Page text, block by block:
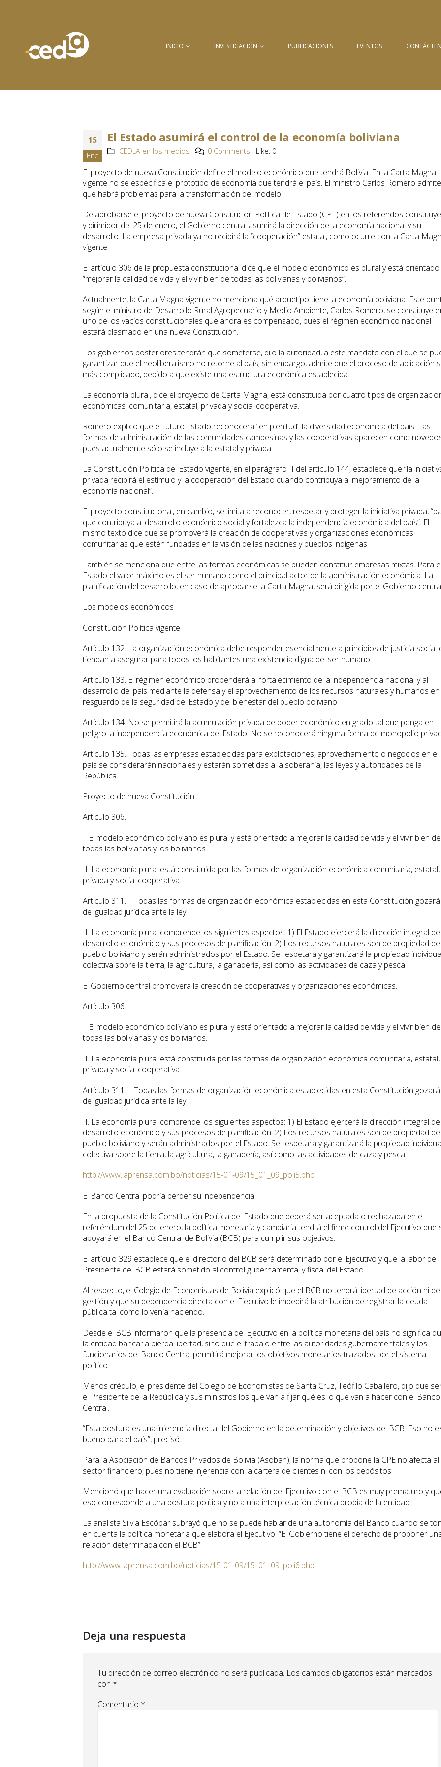
INICIO INVESTIGACIÓN PUBLICACIONES EVENTOS
15
Ene
El Estado asumirá el control de la economía boliviana
CEDLA en los medios 0 Comments Like: 0
El proyecto de nueva Constitución define el modelo económico que tendrá Bolivia. En la Carta Magna
vigente no se especifica el prototipo de economía que tendrá el país. El ministro Carlos Romero admite
que habrá problemas para la transformación del modelo.
De aprobarse el proyecto de nueva Constitución Política de Estado (CPE) en los referendos
y dirimidor del 25 de enero, el Gobierno central asumirá la dirección de la economía nacional y su
desarrollo. La empresa privada ya no recibirá la “cooperación” estatal, como ocurre con la Carta
vigente.
El artículo 306 de la propuesta constitucional dice que el modelo económico es plural y está
“mejorar la calidad de vida y el vivir bien de todas las bolivianas y bolivianos”.
Actualmente, la Carta Magna vigente no menciona qué arquetipo tiene la economía boliviana. Este
según el ministro de Desarrollo Rural Agropecuario y Medio Ambiente, Carlos Romero, se constituye
uno de los vacíos constitucionales que ahora es compensado, pues el régimen económico nacional
estará plasmado en una nueva Constitución.
Los gobiernos posteriores tendrán que someterse, dijo la autoridad, a este mandato con el que se
garantizar que el neoliberalismo no retorne al país; sin embargo, admite que el proceso de aplicación
más complicado, debido a que existe una estructura económica establecida.
La economía plural, dice el proyecto de Carta Magna, está constituida por cuatro tipos de
económicas: comunitaria, estatal, privada y social cooperativa.
Romero explicó que el futuro Estado reconocerá “en plenitud” la diversidad económica del país. Las
formas de administración de las comunidades campesinas y las cooperativas aparecen como
pues actualmente sólo se incluye a la estatal y privada.
La Constitución Política del Estado vigente, en el parágrafo II del artículo 144, establece que “la
privada recibirá el estímulo y la cooperación del Estado cuando contribuya al mejoramiento de la
economía nacional”.
El proyecto constitucional, en cambio, se limita a reconocer, respetar y proteger la iniciativa privada,
que contribuya al desarrollo económico social y fortalezca la independencia económica del país”. El
mismo texto dice que se promoverá la creación de cooperativas y organizaciones económicas
comunitarias que estén fundadas en la visión de las naciones y pueblos indígenas.
También se menciona que entre las formas económicas se pueden constituir empresas mixtas. Para
Estado el valor máximo es el ser humano como el principal actor de la administración económica. La
planificación del desarrollo, en caso de aprobarse la Carta Magna, será dirigida por el Gobierno
Los modelos económicos
Constitución Política vigente
Artículo 132. La organización económica debe responder esencialmente a principios de justicia social
tiendan a asegurar para todos los habitantes una existencia digna del ser humano.
Artículo 133. El régimen económico propenderá al fortalecimiento de la independencia nacional y al
desarrollo del país mediante la defensa y el aprovechamiento de los recursos naturales y humanos en
resguardo de la seguridad del Estado y del bienestar del pueblo boliviano.
Artículo 134. No se permitirá la acumulación privada de poder económico en grado tal que ponga en
peligro la independencia económica del Estado. No se reconocerá ninguna forma de monopolio
Artículo 135. Todas las empresas establecidas para explotaciones, aprovechamiento o negocios en el
país se considerarán nacionales y estarán sometidas a la soberanía, las leyes y autoridades de la
República.
Proyecto de nueva Constitución
Artículo 306.
I. El modelo económico boliviano es plural y está orientado a mejorar la calidad de vida y el vivir bien de
todas las bolivianas y los bolivianos.
II. La economía plural está constituida por las formas de organización económica comunitaria, estatal,
privada y social cooperativa.
Artículo 311. I. Todas las formas de organización económica establecidas en esta Constitución
de igualdad jurídica ante la ley.
II. La economía plural comprende los siguientes aspectos: 1) El Estado ejercerá la dirección integral del
desarrollo económico y sus procesos de planificación. 2) Los recursos naturales son de propiedad del
pueblo boliviano y serán administrados por el Estado. Se respetará y garantizará la propiedad
colectiva sobre la tierra, la agricultura, la ganadería, así como las actividades de caza y pesca.
El Gobierno central promoverá la creación de cooperativas y organizaciones económicas.
Artículo 306.
I. El modelo económico boliviano es plural y está orientado a mejorar la calidad de vida y el vivir bien de
todas las bolivianas y los bolivianos.
II. La economía plural está constituida por las formas de organización económica comunitaria, estatal,
privada y social cooperativa.
Artículo 311. I. Todas las formas de organización económica establecidas en esta Constitución
de igualdad jurídica ante la ley.
II. La economía plural comprende los siguientes aspectos: 1) El Estado ejercerá la dirección integral del
desarrollo económico y sus procesos de planificación. 2) Los recursos naturales son de propiedad del
pueblo boliviano y serán administrados por el Estado. Se respetará y garantizará la propiedad
colectiva sobre la tierra, la agricultura, la ganadería, así como las actividades de caza y pesca.
http://www.laprensa.com.bo/noticias/15-01-09/15_01_09_poli5.php
El Banco Central podría perder su independencia
En la propuesta de la Constitución Política del Estado que deberá ser aceptada o rechazada en el
referéndum del 25 de enero, la política monetaria y cambiaria tendrá el firme control del Ejecutivo que
apoyará en el Banco Central de Bolivia (BCB) para cumplir sus objetivos.
El artículo 329 establece que el directorio del BCB será determinado por el Ejecutivo y que la labor del
Presidente del BCB estará sometido al control gubernamental y fiscal del Estado.
Al respecto, el Colegio de Economistas de Bolivia explicó que el BCB no tendrá libertad de acción ni de
gestión y que su dependencia directa con el Ejecutivo le impedirá la atribución de registrar la deuda
pública tal como lo venía haciendo.
Desde el BCB informaron que la presencia del Ejecutivo en la política monetaria del país no significa
la entidad bancaria pierda libertad, sino que el trabajo entre las autoridades gubernamentales y los
funcionarios del Banco Central permitirá mejorar los objetivos monetarios trazados por el sistema
político.
Menos crédulo, el presidente del Colegio de Economistas de Santa Cruz, Teófilo Caballero, dijo que
el Presidente de la República y sus ministros los que van a fijar qué es lo que van a hacer con el Banco
Central.
“Esta postura es una injerencia directa del Gobierno en la determinación y objetivos del BCB. Eso no
bueno para el país”, precisó.
Para la Asociación de Bancos Privados de Bolivia (Asoban), la norma que propone la CPE no afecta al
sector financiero, pues no tiene injerencia con la cartera de clientes ni con los depósitos.
Mencionó que hacer una evaluación sobre la relación del Ejecutivo con el BCB es muy prematuro y
eso corresponde a una postura política y no a una interpretación técnica propia de la entidad.
La analista Silvia Escóbar subrayó que no se puede hablar de una autonomía del Banco cuando se
en cuenta la política monetaria que elabora el Ejecutivo. “El Gobierno tiene el derecho de proponer
relación determinada con el BCB”.
http://www.laprensa.com.bo/noticias/15-01-09/15_01_09_poli6.php
Deja una respuesta
Tu dirección de correo electrónico no será publicada. Los campos obligatorios están marcados
con *
Comentario *